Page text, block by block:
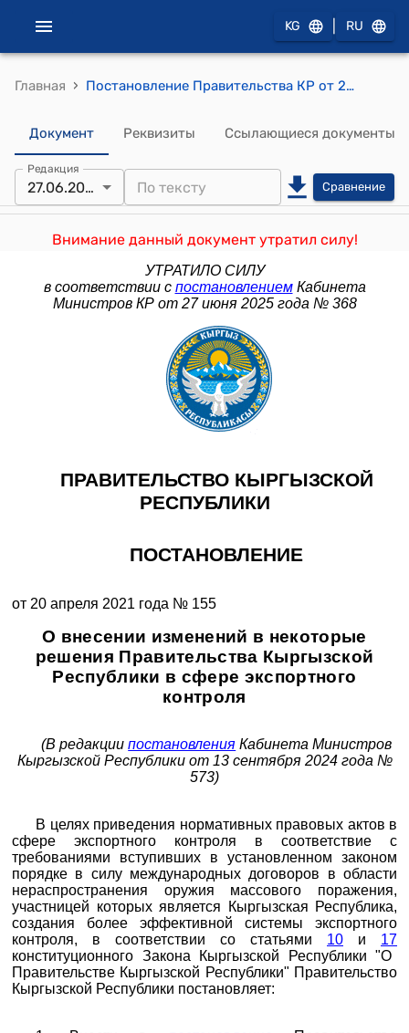
KG RU
Главная › Постановление Правительства КР от 20 апреля 2021 года № 155 "О внесении изменений в некоторые решения Правительства Кыргызской Республики в сфере экспортного контроля"
Документ Реквизиты Ссылающиеся документы
Редакция
27.06.2025 Сравнение
Внимание данный документ утратил силу!